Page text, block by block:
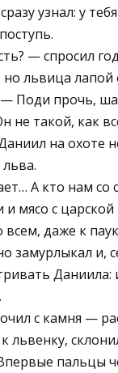
узнал: у
— спросил
львица лапой
Поди прочь,
не такой, как
на охоте
А кто нам со
и мясо с
всем, даже к
замурлыкал и,
с камня —
пальцы